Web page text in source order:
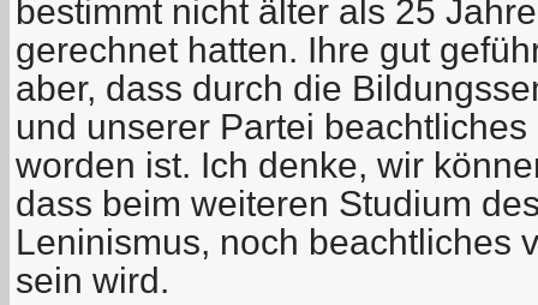
bestimmt nicht älter als 25
gerechnet hatten. Ihre gut
aber, dass durch die
und unserer Partei
worden ist. Ich denke, wir
dass beim weiteren Studium
Leninismus, noch beachtliches
sein wird.